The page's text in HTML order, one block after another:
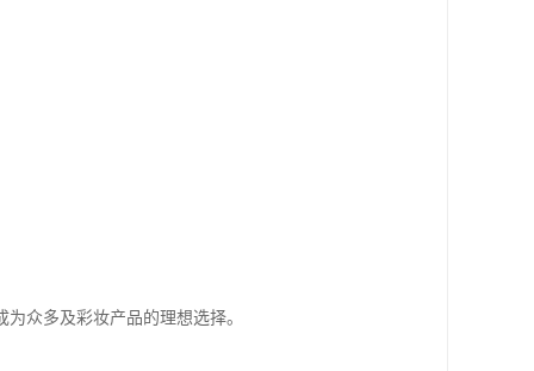
众多及彩妆产品的理想选择。